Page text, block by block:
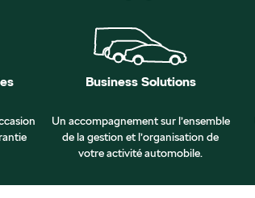
Business Solutions
Un accompagnement sur l’ensemble
de la gestion et l’organisation de
votre activité automobile.